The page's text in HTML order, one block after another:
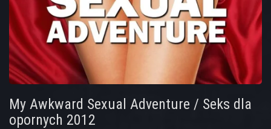
My Awkward Sexual Adventure / Seks dla
opornych 2012